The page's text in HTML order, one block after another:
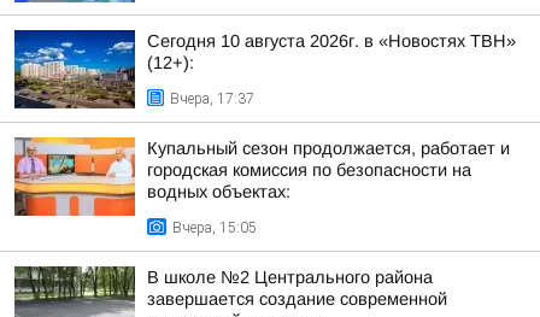
Сегодня 10 августа 2026г. в «Новостях ТВН»
(12+):
Вчера, 17:37
Купальный сезон продолжается, работает и
городская комиссия по безопасности на
водных объектах:
Вчера, 15:05
В школе №2 Центрального района
завершается создание современной